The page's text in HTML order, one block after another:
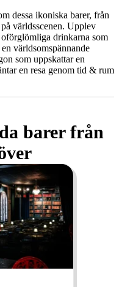
dessa ikoniska barer, från
världsscenen. Upplev
drinkarna som
världsomspännande
som uppskattar en
en resa genom tid & rum
barer från